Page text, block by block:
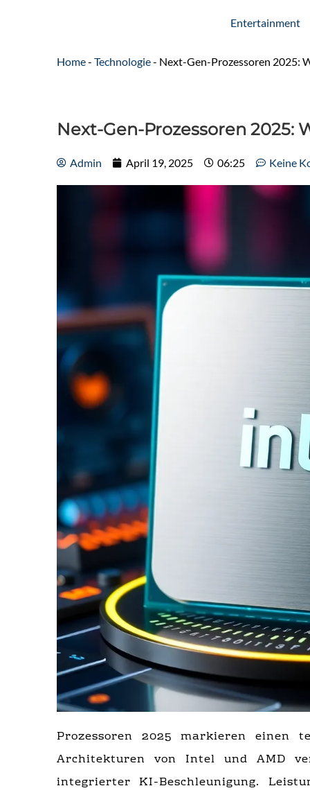
Entertainment
Home- Technologie- Next-Gen-Prozessoren 2025:
Next-Gen-Prozessoren 2025:
Admin April 19, 2025 06:25 Keine
Prozessoren 2025 markieren einen
Architekturen von Intel und AMD
integrierter KI-Beschleunigung.